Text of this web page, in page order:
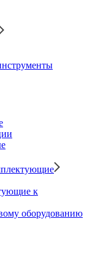
к
оборудованию